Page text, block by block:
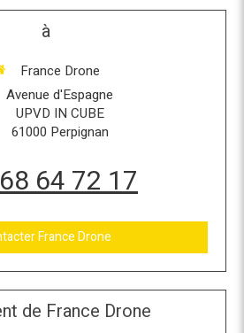
à
France Drone
Avenue d'Espagne
UPVD IN CUBE
61000 Perpignan
64 72 17
France Drone
de France Drone